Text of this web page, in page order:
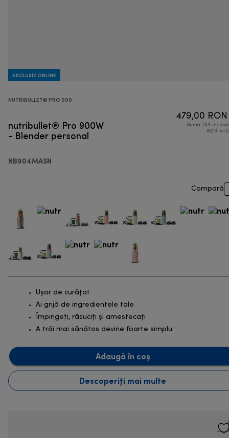
EXCLUSIV ONLINE
NUTRIBULLET® PRO 900
nutribullet® Pro 900W
- Blender personal
NB904MASN
479,00 RON
Sumă TVA
83,13 lei
Compară
Ușor de curățat
Ai grijă de ingredientele tale
Împingeți, răsuciți și amestecați
A trăi mai sănătos devine foarte simplu
Adaugă în coș
Descoperiți mai multe